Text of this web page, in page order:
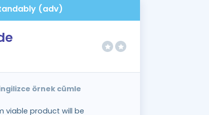
(adv)
örnek cümle
viable product will be